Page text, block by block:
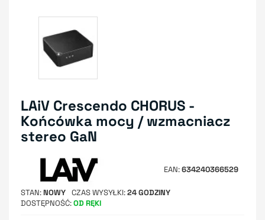
LAiV Crescendo CHORUS -
Końcówka mocy / wzmacniacz
stereo GaN
EAN 634240366529
STAN NOWY CZAS WYSYŁKI 24 GODZINY
DOSTĘPNOŚĆ OD RĘKI